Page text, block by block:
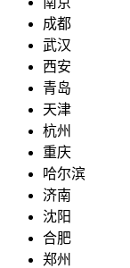
成都
武汉
西安
青岛
天津
杭州
重庆
哈尔滨
济南
沈阳
合肥
郑州